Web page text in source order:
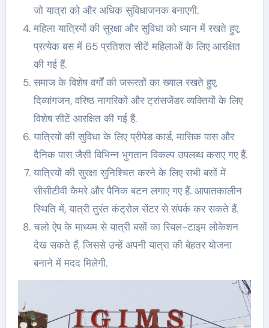
जो यात्रा को और अधिक सुविधाजनक बनाएगी.
महिला यात्रियों की सुरक्षा और सुविधा को ध्यान में रखते हुए,
प्रत्येक बस में 65 प्रतिशत सीटें महिलाओं के लिए आरक्षित
की गई हैं.
समाज के विशेष वर्गों की जरूरतों का ख्याल रखते हुए,
दिव्यांगजन, वरिष्ठ नागरिकों और ट्रांसजेंडर व्यक्तियों के लिए
विशेष सीटें आरक्षित की गई हैं.
यात्रियों की सुविधा के लिए प्रीपेड कार्ड, मासिक पास और
दैनिक पास जैसी विभिन्न भुगतान विकल्प उपलब्ध कराए गए हैं.
यात्रियों की सुरक्षा सुनिश्चित करने के लिए सभी बसों में
सीसीटीवी कैमरे और पैनिक बटन लगाए गए हैं. आपातकालीन
स्थिति में, यात्री तुरंत कंट्रोल सेंटर से संपर्क कर सकते हैं.
चलो ऐप के माध्यम से यात्री बसों का रियल-टाइम लोकेशन
देख सकते हैं, जिससे उन्हें अपनी यात्रा की बेहतर योजना
बनाने में मदद मिलेगी.